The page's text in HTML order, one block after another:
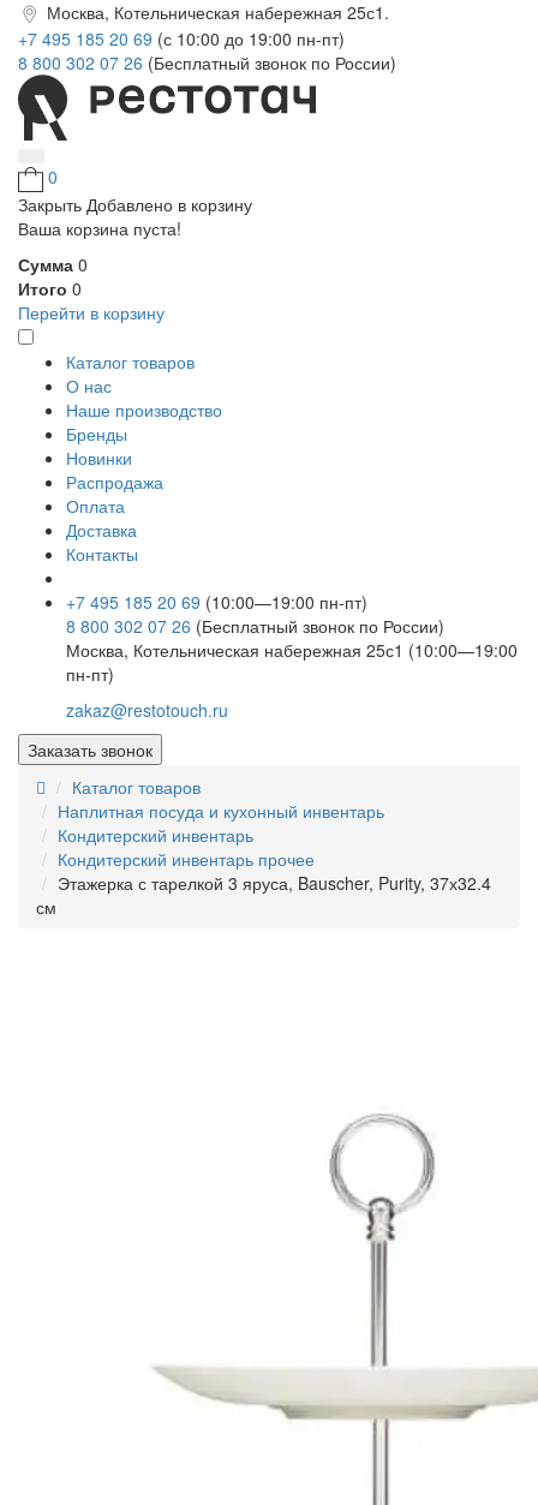
Москва, Котельническая набережная 25с1.
+7 495 185 20 69 (с 10:00 до 19:00 пн-пт)
8 800 302 07 26 (Бесплатный звонок по России)
0
Закрыть Добавлено в корзину
Ваша корзина пуста!
Сумма 0
Итого 0
Перейти в корзину
Каталог товаров
О нас
Наше производство
Бренды
Новинки
Распродажа
Оплата
Доставка
Контакты
+7 495 185 20 69 (10:00—19:00 пн-пт)
8 800 302 07 26 (Бесплатный звонок по России)
Москва, Котельническая набережная 25с1 (10:00—19:00
пн-пт)
zakaz@restotouch.ru
Заказать звонок
Каталог товаров
Наплитная посуда и кухонный инвентарь
Кондитерский инвентарь
Кондитерский инвентарь прочее
Этажерка с тарелкой 3 яруса, Bauscher, Purity, 37х32.4
см